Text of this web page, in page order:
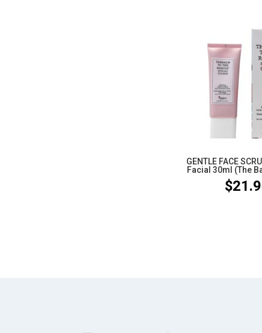
GENTLE FACE
Facial 30ml (The
$